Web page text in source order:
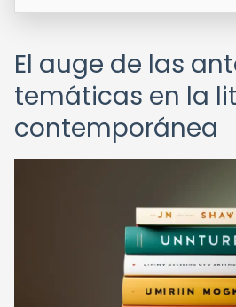
El auge de las
temáticas en la
contemporánea